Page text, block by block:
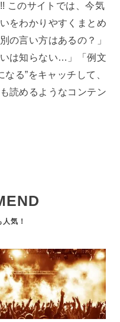
このサイトでは、今気
をわかりやすくまとめ
の言い方はあるの？」
いは知らない…」「例文
る”をキャッチして、
読めるようなコンテン